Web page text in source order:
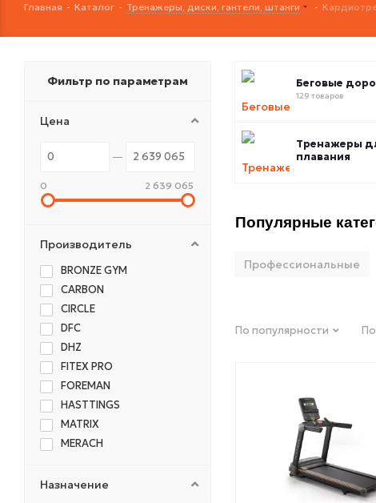
Главная - Каталог - Тренажеры, диски, гантели, штанги -
Беговые
129 товаров
Тренажеры
плавания
Популярные
Профессиональные
По популярности
Фильтр по параметрам
Цена
0 2 639 065
Производитель
BRONZE GYM
CARBON
CIRCLE
DFC
DHZ
FITEX PRO
FOREMAN
HASTTINGS
MATRIX
MERACH
OXYGEN
Назначение